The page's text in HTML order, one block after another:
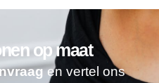
op maat
en vertel ons